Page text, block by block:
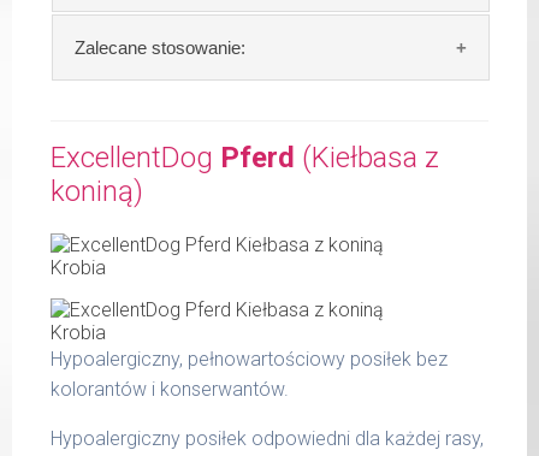
czynników.
Skład:mięso i produkty pochodzenia
zwierzęcego: 72% wołowiny, bulion mięsny,
Szczegółowa analiza składu:
surowe białko 10,80 %
tłuszcz surowy 6,70 %
włókno surowe 0,60 %
wilgotność 77,00 %
Produkty pochodzenia zwierzęcego zawarte
wymiona, wątroby oraz żwacze.
Zalecane stosowanie:
Hundewurst (Kiełbasa dla wzmocnienia)
waga
do 5
do 14
kg
300 g
kg
ExcellentDog Pferd (Kiełbasa z
koniną)
Hypoalergiczny, pełnowartościowy posiłek bez
kolorantów i konserwantów.
Hypoalergiczny posiłek odpowiedni dla każdej rasy,